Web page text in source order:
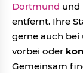
Dortmund und
entfernt. Ihre
gerne auch bei
vorbei oder
Gemeinsam